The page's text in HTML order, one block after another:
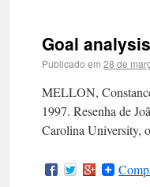
Goal
Publicado em 28 de
MELLON,
1997. Resenha de
Carolina University,